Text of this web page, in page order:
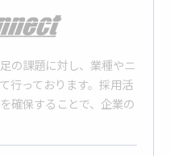
の課題に対し、業種やニ
行っております。採用活
確保することで、企業の